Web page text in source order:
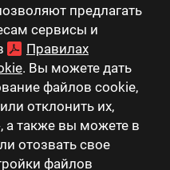
предлагать
сервисы и
Правилах
. Вы можете дать
файлов cookie,
отклонить их,
а также вы можете в
отозвать свое
файлов